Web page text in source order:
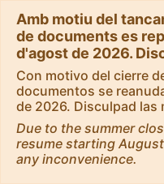
Amb motiu del
de documents es
d'agost de 2026.
Con motivo del cierre
documentos se
de 2026. Disculpad las
Due to the summer
resume starting
any inconvenience.